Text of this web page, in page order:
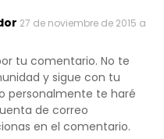
27 de noviembre de 2015 a
tu comentario. No te
y sigue con tu
personalmente te haré
de correo
en el comentario.